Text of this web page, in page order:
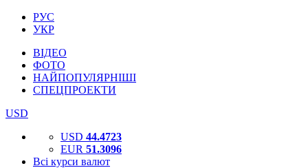
РУС
УКР
ВІДЕО
ФОТО
НАЙПОПУЛЯРНІШІ
СПЕЦПРОЕКТИ
USD
USD 44.4723
EUR 51.3096
Всі курси валют